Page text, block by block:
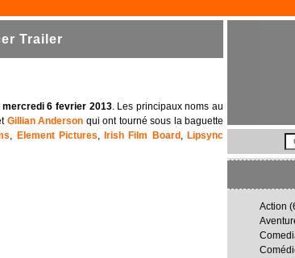
Trailer
mercredi 6 fevrier 2013. Les principaux noms au
Gillian Anderson qui ont tourné sous la baguette
, Element Pictures, Irish Film Board , Lipsync
Action